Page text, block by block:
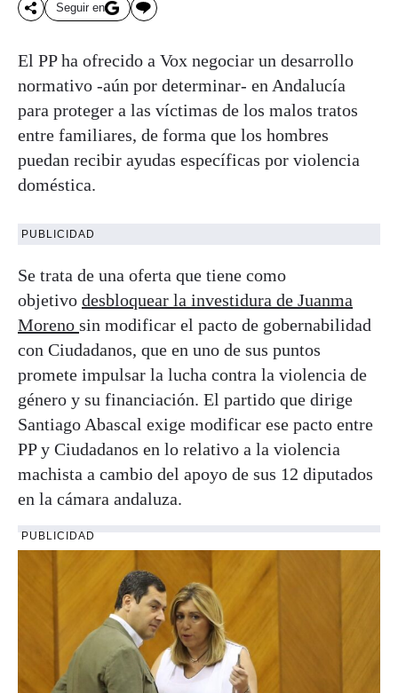
Seguir en
El PP ha ofrecido a Vox negociar un desarrollo
normativo -aún por determinar- en Andalucía
para proteger a las víctimas de los malos tratos
entre familiares, de forma que los hombres
puedan recibir ayudas específicas por violencia
doméstica.
PUBLICIDAD
Se trata de una oferta que tiene como
objetivo desbloquear la investidura de Juanma
Moreno sin modificar el pacto de gobernabilidad
con Ciudadanos, que en uno de sus puntos
promete impulsar la lucha contra la violencia de
género y su financiación. El partido que dirige
Santiago Abascal exige modificar ese pacto entre
PP y Ciudadanos en lo relativo a la violencia
machista a cambio del apoyo de sus 12 diputados
en la cámara andaluza.
PUBLICIDAD